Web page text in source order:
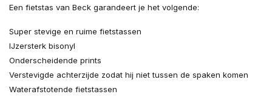
Een fietstas van Beck garandeert je het volgende:
Super stevige en ruime fietstassen
IJzersterk bisonyl
Onderscheidende prints
Verstevigde achterzijde zodat hij niet tussen de spaken komen
Waterafstotende fietstassen